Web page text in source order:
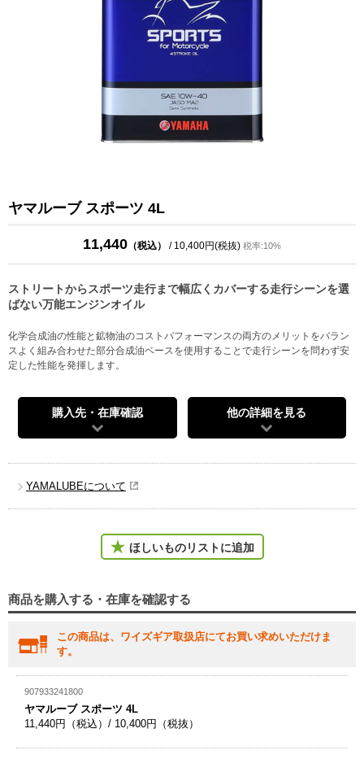
ヤマルーブ スポーツ 4L
11,440 （税込） / 10,400円(税抜) 税率:10%
ストリートからスポーツ走行まで幅広くカバーする走行シーンを選
ばない万能エンジンオイル
化学合成油の性能と鉱物油のコストパフォーマンスの両方のメリットをバラン
スよく組み合わせた部分合成油ベースを使用することで走行シーンを問わず安
定した性能を発揮します。
購入先・在庫確認 他の詳細を見る
YAMALUBEについて
ほしいものリストに追加
商品を購入する・在庫を確認する
この商品は、ワイズギア取扱店にてお買い求めいただけま
す。
907933241800
ヤマルーブ スポーツ 4L
11,440円（税込）/ 10,400円（税抜）